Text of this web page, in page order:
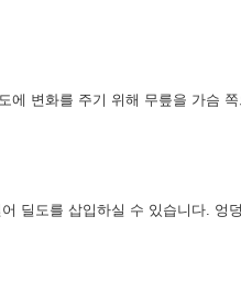
변화를 주기 위해 무릎을 가슴
딜도를 삽입하실 수 있습니다.